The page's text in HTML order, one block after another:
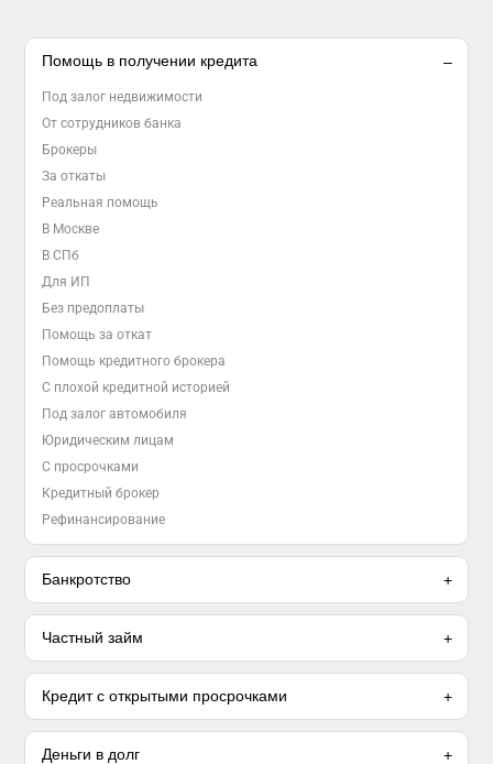
Помощь в получении кредита
Под залог недвижимости
От сотрудников банка
Брокеры
За откаты
Реальная помощь
В Москве
В СПб
Для ИП
Без предоплаты
Помощь за откат
Помощь кредитного брокера
С плохой кредитной историей
Под залог автомобиля
Юридическим лицам
С просрочками
Кредитный брокер
Рефинансирование
Банкротство
Частный займ
Кредит с открытыми просрочками
Деньги в долг